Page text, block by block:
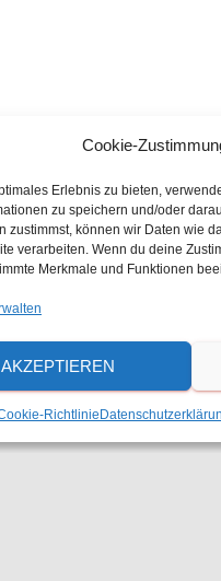
Cookie-
Erlebnis zu bieten,
zu speichern und/oder
zustimmst, können wir Daten wie
verarbeiten. Wenn du deine
Merkmale und Funktionen
AKZEPTIEREN
Richtlinie